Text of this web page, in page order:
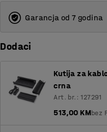
Garancja od 7 godina
Dodaci
Kutija za
crna
Art. br.: 127291
513,00 KMbez